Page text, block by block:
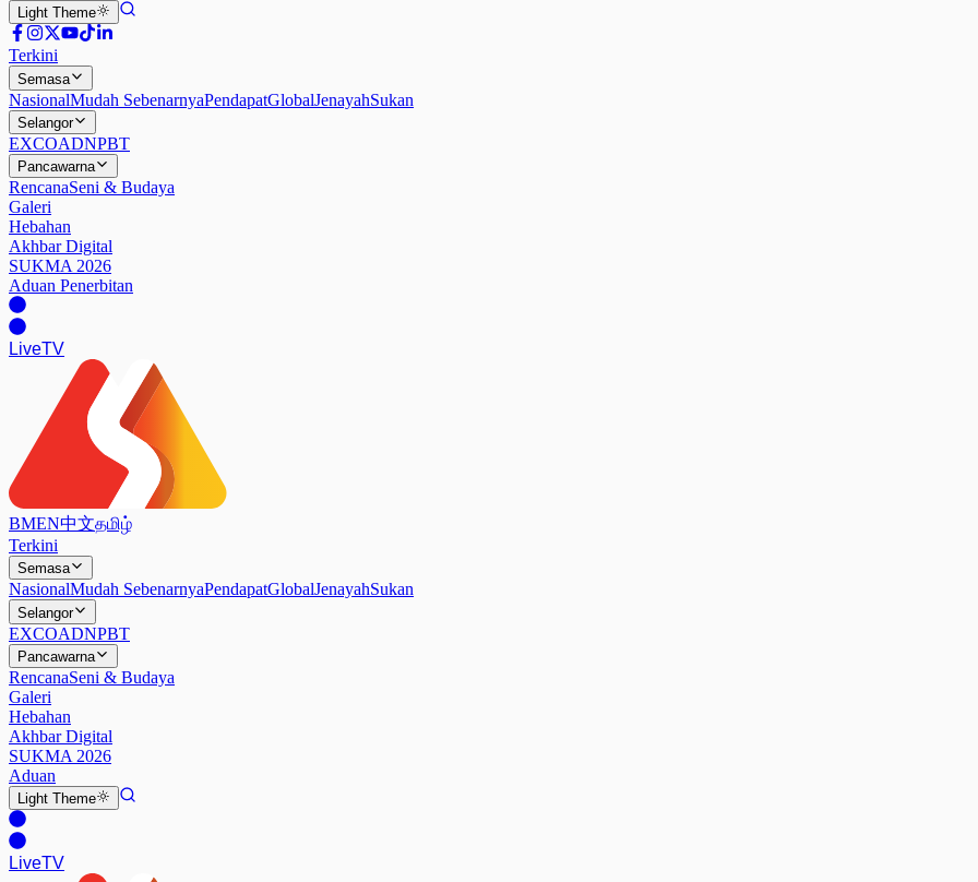
Light Theme
Terkini
Semasa
NasionalMudah SebenarnyaPendapatGlobalJenayahSukan
Selangor
EXCOADNPBT
Pancawarna
RencanaSeni & Budaya
Galeri
Hebahan
Akhbar Digital
SUKMA 2026
Aduan Penerbitan
LiveTV
BMEN中文தமிழ்
Terkini
Semasa
NasionalMudah SebenarnyaPendapatGlobalJenayahSukan
Selangor
EXCOADNPBT
Pancawarna
RencanaSeni & Budaya
Galeri
Hebahan
Akhbar Digital
SUKMA 2026
Aduan
Light Theme
LiveTV